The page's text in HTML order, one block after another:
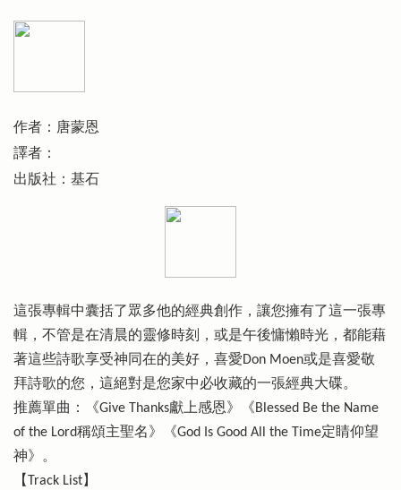
作者：唐蒙恩
譯者：
出版社：基石
這張專輯中囊括了眾多他的經典創作，讓您擁有了這一張專
輯，不管是在清晨的靈修時刻，或是午後慵懶時光，都能藉
著這些詩歌享受神同在的美好，喜愛Don Moen或是喜愛敬
拜詩歌的您，這絕對是您家中必收藏的一張經典大碟。
推薦單曲：《Give Thanks獻上感恩》《Blessed Be the Name
of the Lord稱頌主聖名》《God Is Good All the Time定睛仰望
神》。
【Track List】